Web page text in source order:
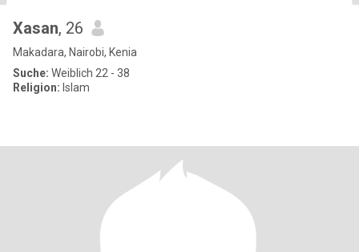
Xasan, 26
Makadara, Nairobi, Kenia
Suche: Weiblich 22 - 38
Religion: Islam